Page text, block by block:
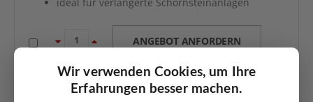
Wir verwenden Cookies, um Ihre
Erfahrungen besser machen.
ANGEBOT ANFORDERN